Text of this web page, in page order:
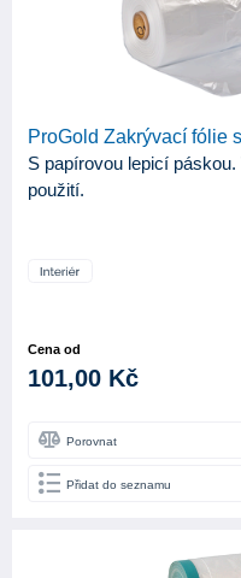
ProGold Zakrývací fólie
S papírovou lepicí
použití.
Cena od
101,00 Kč
Porovnat
Přidat do seznamu